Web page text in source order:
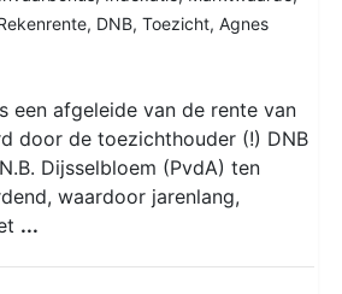
, DNB, Toezicht, Agnes
een afgeleide van de rente van
door de toezichthouder (!) DNB
Dijsselbloem (PvdA) ten
waardoor jarenlang,
...